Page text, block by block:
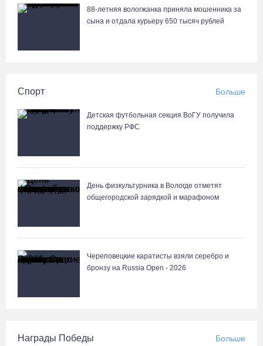
88-летняя вологжанка приняла мошенника за
сына и отдала курьеру 650 тысяч рублей
Спорт Больше
Детская футбольная секция ВоГУ получила
поддержку РФС
День физкультурника в Вологде отметят
общегородской зарядкой и марафоном
Череповецкие каратисты взяли серебро и
бронзу на Russia Open - 2026
Награды Победы Больше